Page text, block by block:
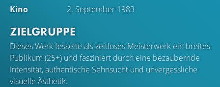
Kino 2. September 1983
ZIELGRUPPE
Dieses Werk fesselte als zeitloses Meisterwerk ein breites
Publikum (25+) und fasziniert durch eine bezaubernde
Intensität, authentische Sehnsucht und unvergessliche
visuelle Ästhetik.